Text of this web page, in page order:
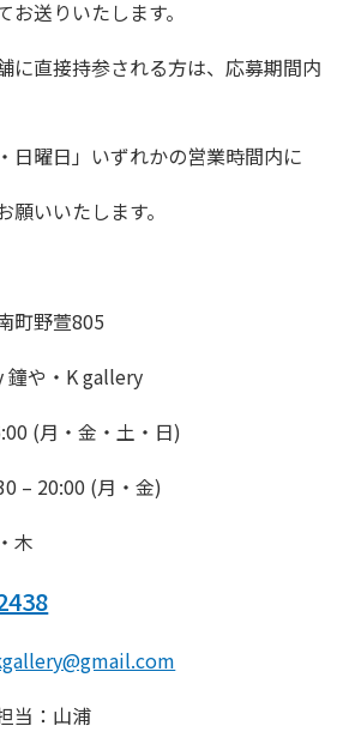
お送りいたします。
に直接持参される方は、応募期間内
日曜日」いずれかの営業時間内に
いいたします。
町野萱805
鐘や・K gallery
(月・金・土・日)
– 20:00 (月・金)
木
当：山浦